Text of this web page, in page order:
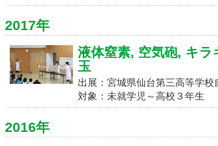
2017年
液体窒素, 空気砲, キ
玉
出展：宮城県仙台第三高等学校
対象：未就学児～高校３年生
2016年